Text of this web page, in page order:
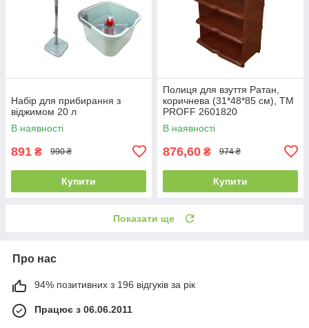
Набір для прибирання з
віджимом 20 л
В наявності
891 ₴ 990 ₴
Купити
Полиця для взуття Ратан,
коричнева (31*48*85 см), ТМ
PROFF 2601820
В наявності
876,60 ₴ 974 ₴
Купити
Показати ще
Про нас
94% позитивних з 196 відгуків за рік
Працює з 06.06.2011